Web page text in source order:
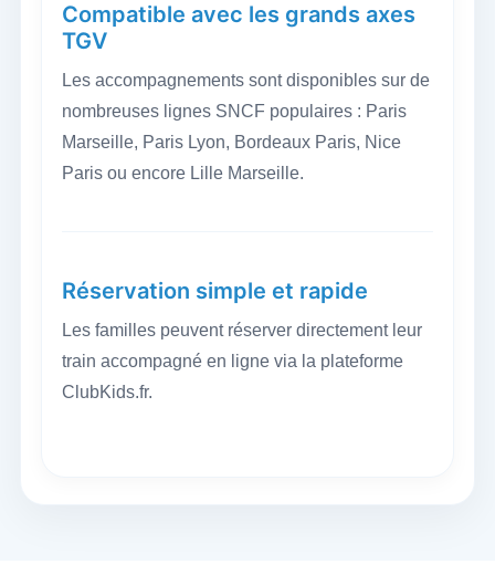
Compatible avec les grands axes
TGV
Les accompagnements sont disponibles sur de
nombreuses lignes SNCF populaires : Paris
Marseille, Paris Lyon, Bordeaux Paris, Nice
Paris ou encore Lille Marseille.
Réservation simple et rapide
Les familles peuvent réserver directement leur
train accompagné en ligne via la plateforme
ClubKids.fr.